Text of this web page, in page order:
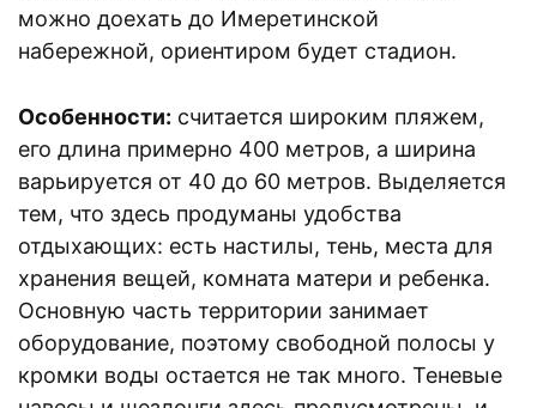
можно доехать до Имеретинской
набережной, ориентиром будет стадион.
Особенности: считается широким пляжем,
его длина примерно 400 метров, а ширина
варьируется от 40 до 60 метров. Выделяется
тем, что здесь продуманы удобства
отдыхающих: есть настилы, тень, места для
хранения вещей, комната матери и ребенка.
Основную часть территории занимает
оборудование, поэтому свободной полосы у
кромки воды остается не так много. Теневые